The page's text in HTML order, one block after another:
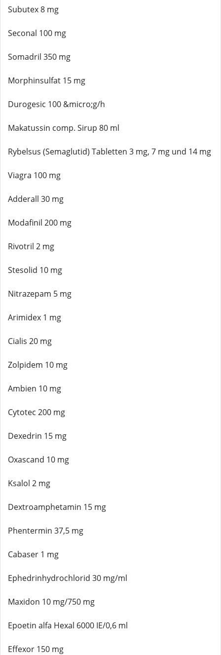
Subutex 8 mg
Seconal 100 mg
Somadril 350 mg
Morphinsulfat 15 mg
Durogesic 100 &micro;g/h
Makatussin comp. Sirup 80 ml
Rybelsus (Semaglutid) Tabletten 3 mg, 7 mg und 14 mg
Viagra 100 mg
Adderall 30 mg
Modafinil 200 mg
Rivotril 2 mg
Stesolid 10 mg
Nitrazepam 5 mg
Arimidex 1 mg
Cialis 20 mg
Zolpidem 10 mg
Ambien 10 mg
Cytotec 200 mg
Dexedrin 15 mg
Oxascand 10 mg
Ksalol 2 mg
Dextroamphetamin 15 mg
Phentermin 37,5 mg
Cabaser 1 mg
Ephedrinhydrochlorid 30 mg/ml
Maxidon 10 mg/750 mg
Epoetin alfa Hexal 6000 IE/0,6 ml
Effexor 150 mg